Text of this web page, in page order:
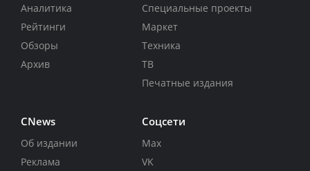
Аналитика
Рейтинги
Обзоры
Архив
Специальные проекты
Маркет
Техника
ТВ
Печатные издания
CNews
Об издании
Реклама
Соцсети
Max
VK